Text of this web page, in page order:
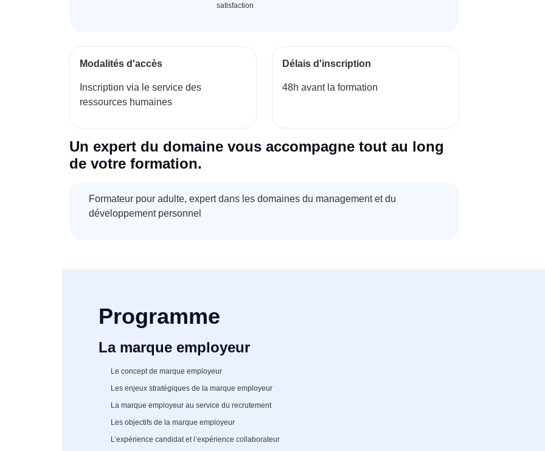
satisfaction
Modalités d'accès
Inscription via le service des
ressources humaines
Délais d'inscription
48h avant la formation
Un expert du domaine vous accompagne tout au long
de votre formation.
Formateur pour adulte, expert dans les domaines du management et du
développement personnel
Programme
La marque employeur
Le concept de marque employeur
Les enjeux stratégiques de la marque employeur
La marque employeur au service du recrutement
Les objectifs de la marque employeur
L’expérience candidat et l’expérience collaborateur